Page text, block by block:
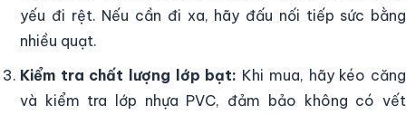
yếu đi rệt. Nếu cần đi xa, hãy đấu nối tiếp sức bằng
nhiều quạt.
Kiểm tra chất lượng lớp bạt: Khi mua, hãy kéo căng
và kiểm tra lớp nhựa PVC, đảm bảo không có vết